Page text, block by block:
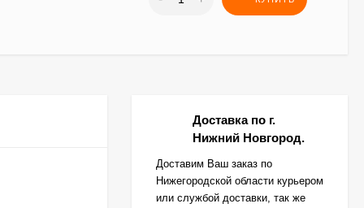
Доставка по г.
Нижний Новгород.
Доставим Ваш заказ по
Нижегородской области курьером
или службой доставки, так же